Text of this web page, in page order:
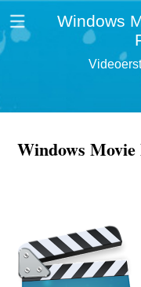
Windows
Windows